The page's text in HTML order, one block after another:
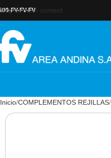
Skip to main content
FV-FV-FV
Inicio COMPLEMENTOS REJILLAS